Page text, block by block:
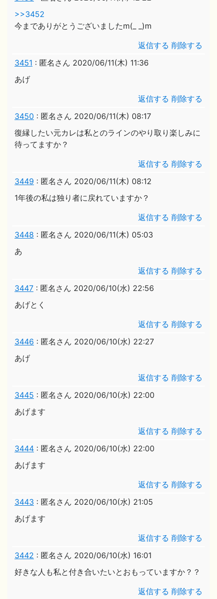
>>3452
今までありがとうございましたm(_ _)m
返信する 削除する
3451 : 匿名さん 2020/06/11(木) 11:36
あげ
返信する 削除する
3450 : 匿名さん 2020/06/11(木) 08:17
復縁したい元カレは私とのラインのやり取り楽しみに
待ってますか？
返信する 削除する
3449 : 匿名さん 2020/06/11(木) 08:12
1年後の私は独り者に戻れていますか？
返信する 削除する
3448 : 匿名さん 2020/06/11(木) 05:03
あ
返信する 削除する
3447 : 匿名さん 2020/06/10(水) 22:56
あげとく
返信する 削除する
3446 : 匿名さん 2020/06/10(水) 22:27
あげ
返信する 削除する
3445 : 匿名さん 2020/06/10(水) 22:00
あげます
返信する 削除する
3444 : 匿名さん 2020/06/10(水) 22:00
あげます
返信する 削除する
3443 : 匿名さん 2020/06/10(水) 21:05
あげます
返信する 削除する
3442 : 匿名さん 2020/06/10(水) 16:01
好きな人も私と付き合いたいとおもっていますか？？
返信する 削除する